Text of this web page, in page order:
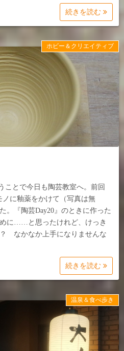
続きを読む
ホビー＆クリエイティブ
ことで今日も陶芸教室へ。前回
ノに釉薬をかけて（写真は無
。『陶芸Day20』のときに作った
に……と思ったけれど、けっき
なかなか上手になりませんな
続きを読む
温泉＆食べ歩き